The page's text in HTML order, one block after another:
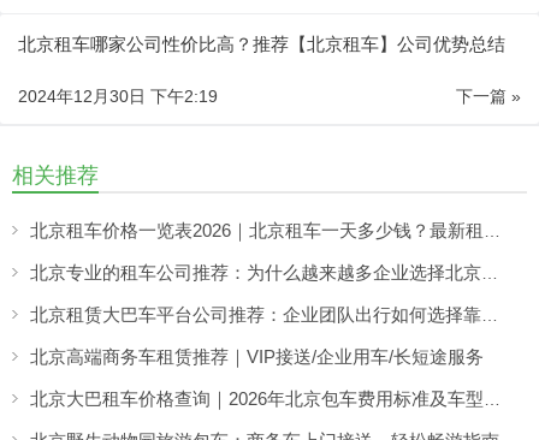
北京租车哪家公司性价比高？推荐【北京租车】公司优势总结
下一篇 »
2024年12月30日 下午2:19
相关推荐
北京高端商务车租赁推荐｜VIP接送/企业用车/长短途服务